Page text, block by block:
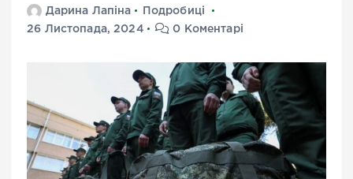
Дарина Лапіна
Подробиці
26 Листопада, 2024
0 Коментарі